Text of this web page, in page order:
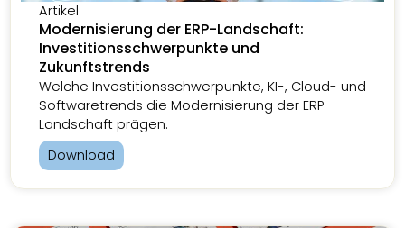
Artikel
Modernisierung der ERP-Landschaft:
Investitionsschwerpunkte und
Zukunftstrends
Welche Investitionsschwerpunkte, KI-, Cloud- und
Softwaretrends die Modernisierung der ERP-
Landschaft prägen.
Download